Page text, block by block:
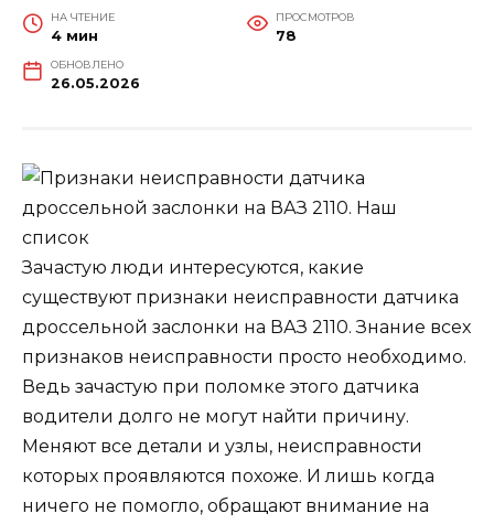
НА ЧТЕНИЕ
4 мин
ПРОСМОТРОВ
78
ОБНОВЛЕНО
26.05.2026
Зачастую люди интересуются, какие
существуют признаки неисправности датчика
дроссельной заслонки на ВАЗ 2110. Знание всех
признаков неисправности просто необходимо.
Ведь зачастую при поломке этого датчика
водители долго не могут найти причину.
Меняют все детали и узлы, неисправности
которых проявляются похоже. И лишь когда
ничего не помогло, обращают внимание на